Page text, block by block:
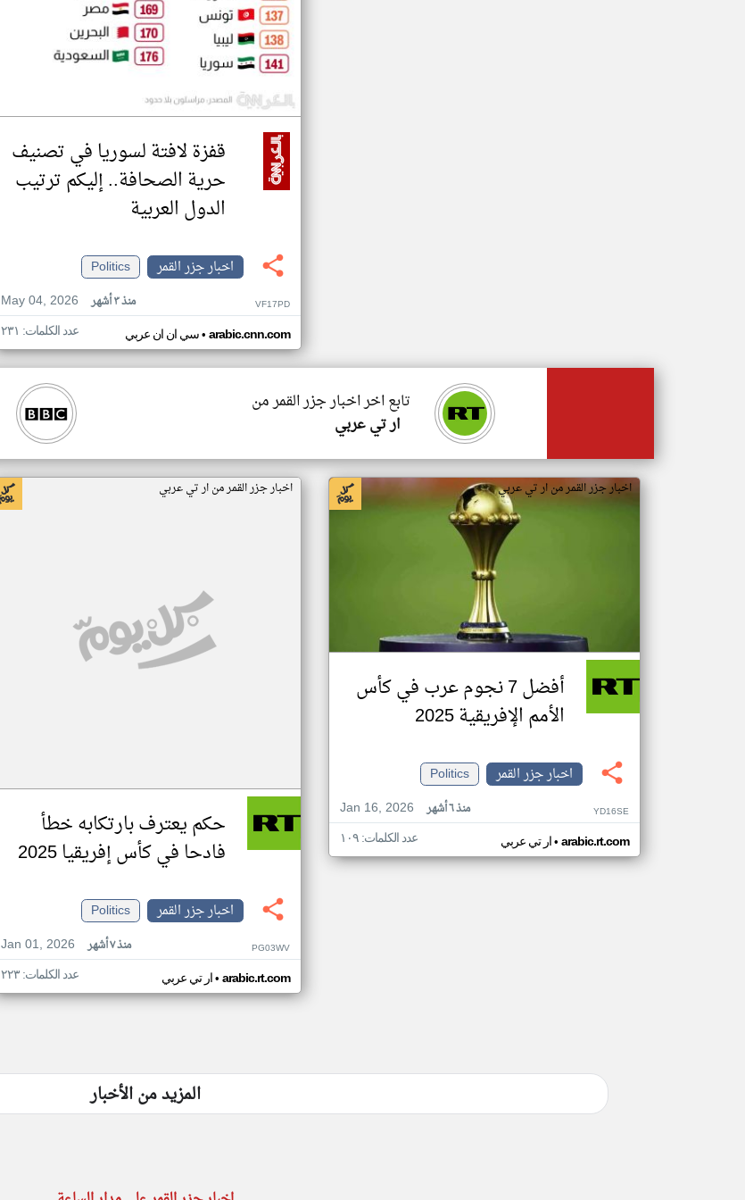
قفزة لافتة لسوريا في تصنيف
حرية الصحافة.. إليكم ترتيب
الدول العربية
اخبار جزر القمر
Politics
May 04, 2026
منذ ٣ أشهر VF17PD
سي ان ان عربي• arabic.cnn.com عدد الكلمات: ٢٣١
تابع اخر اخبار جزر القمر من
ار تي عربي
اخبار جزر القمر من ار تي عربي
أفضل 7 نجوم عرب في كأس
الأمم الإفريقية 2025
اخبار جزر القمر
Politics
Jan 16, 2026
منذ ٦ أشهر YD16SE
ار تي عربي• arabic.rt.com عدد الكلمات: ١٠٩
اخبار جزر القمر من ار تي عربي
حكم يعترف بارتكابه خطأ
فادحا في كأس إفريقيا 2025
اخبار جزر القمر
Politics
Jan 01, 2026
منذ ٧ أشهر PG03WV
ار تي عربي• arabic.rt.com عدد الكلمات: ٢٢٣
المزيد من الأخبار